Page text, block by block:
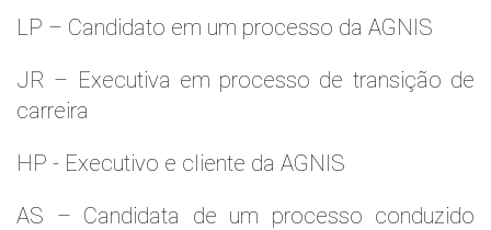
LP – Candidato em um processo da AGNIS
JR – Executiva em processo de transição de
carreira
HP - Executivo e cliente da AGNIS
AS – Candidata de um processo conduzido